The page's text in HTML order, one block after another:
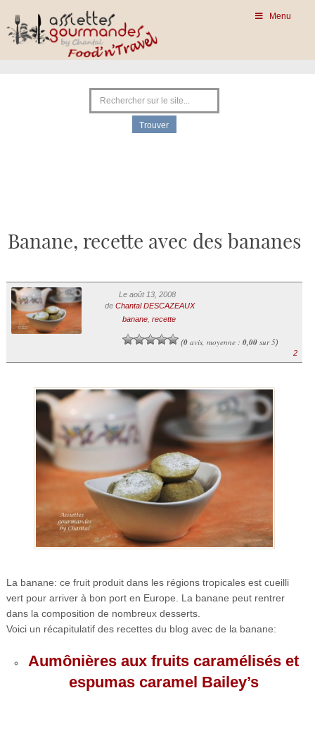
Menu
Banane, recette avec des bananes
Le août 13, 2008
de Chantal DESCAZEAUX
banane, recette
(0avis, moyenne : 0,00sur 5)
2
La banane: ce fruit produit dans les régions tropicales est cueilli
vert pour arriver à bon port en Europe. La banane peut rentrer
dans la composition de nombreux desserts.
Voici un récapitulatif des recettes du blog avec de la banane:
Aumônières aux fruits caramélisés et
espumas caramel Bailey’s